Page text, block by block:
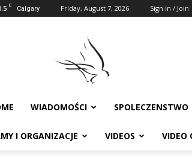
C Calgary Friday, August 7, 2026 Sign in / Join
Polonia
w
Calgary
WIADOMOŚCI SPOLECZENSTWO
I ORGANIZACJE VIDEOS VIDEO